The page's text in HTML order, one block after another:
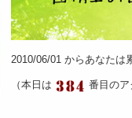
2010/06/01 からあなたは
（本日は 番目の